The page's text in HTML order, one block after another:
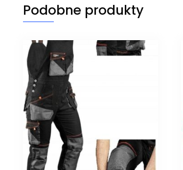
Podobne produkty